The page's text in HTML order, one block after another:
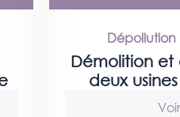
Démolition
deux